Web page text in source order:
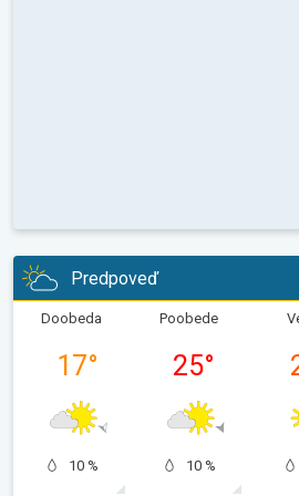
Predpoveď
Doobeda
17°
10 %
Poobede
25°
10 %